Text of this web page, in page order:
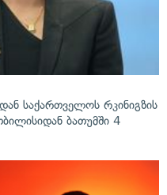
საქართველოს რკინიგზის
ბათუმში 4